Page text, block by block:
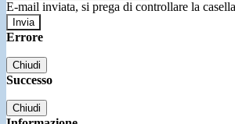
E-mail inviata, si prega di controllare la
Errore
Chiudi
Successo
Chiudi